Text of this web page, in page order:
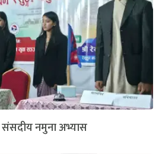
संसदीय नमुना अभ्यास